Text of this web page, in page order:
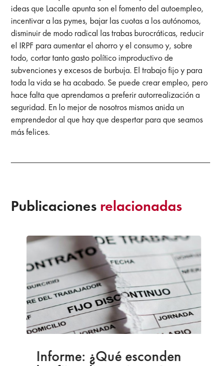
ideas que Lacalle apunta son el fomento del autoempleo,
incentivar a las pymes, bajar las cuotas a los autónomos,
disminuir de modo radical las trabas burocráticas, reducir
el IRPF para aumentar el ahorro y el consumo y, sobre
todo, cortar tanto gasto político improductivo de
subvenciones y excesos de burbuja. El trabajo fijo y para
toda la vida se ha acabado. Se puede crear empleo, pero
hace falta que aprendamos a preferir autorrealización a
seguridad. En lo mejor de nosotros mismos anida un
emprendedor al que hay que despertar para que seamos
más felices.
Publicaciones relacionadas
Informe: ¿Qué esconden